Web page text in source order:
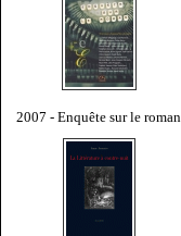
2007 - Enquête sur le roman